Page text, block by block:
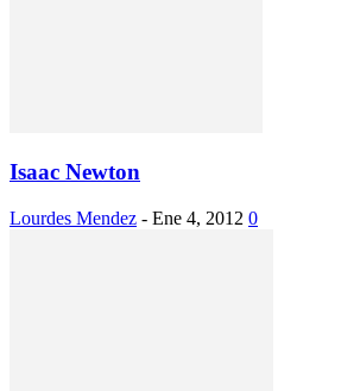
Isaac Newton
Lourdes Mendez - Ene 4, 2012 0